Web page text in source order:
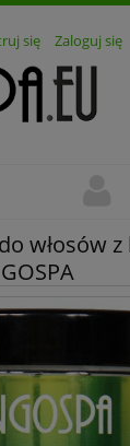
się Zaloguj się
włosów z